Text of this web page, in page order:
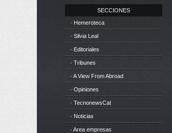
SECCIONES
· Hemeroteca
· Silvia Leal
· Editoriales
· Tribunes
· A View From Abroad
· Opiniones
· TecnonewsCat
· Noticias
· Area empresas